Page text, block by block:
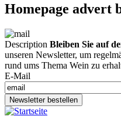
Homepage advert
Description Bleiben Sie auf
unseren Newsletter, um
rund ums Thema Wein zu
E-Mail
Newsletter bestellen